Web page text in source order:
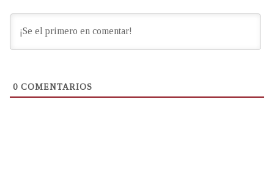
0 COMENTARIOS